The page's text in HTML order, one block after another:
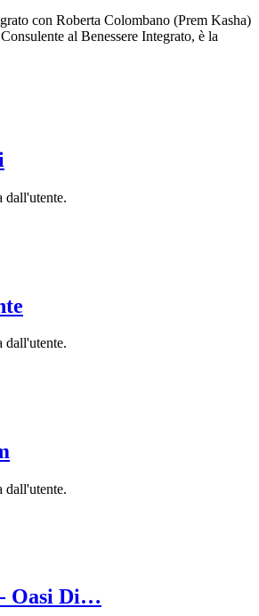
con Roberta Colombano (Prem Kasha)
al Benessere Integrato, è la
dall'utente.
dall'utente.
dall'utente.
Oasi Di…